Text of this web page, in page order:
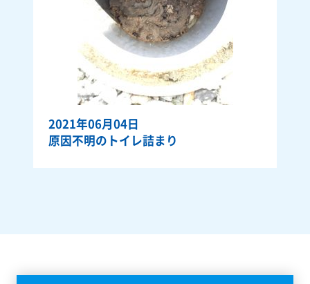
2021年06月04日
原因不明のトイレ詰まり